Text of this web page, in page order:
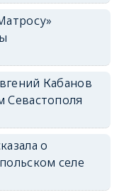
Кабанов
Севастополя
о
селе